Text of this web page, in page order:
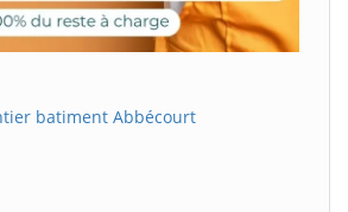
batiment Abbécourt